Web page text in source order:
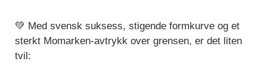
💚 Med svensk suksess, stigende formkurve og et
sterkt Momarken-avtrykk over grensen, er det liten
tvil: